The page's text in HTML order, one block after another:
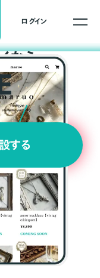
ログイン
なら
する
由